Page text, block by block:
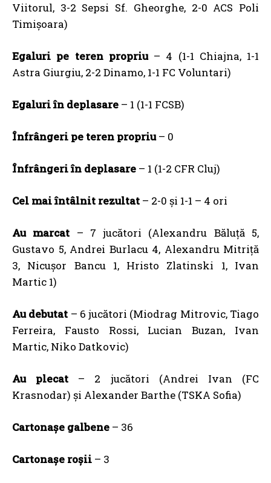
Viitorul, 3-2 Sepsi Sf. Gheorghe, 2-0 ACS Poli
Timișoara)
Egaluri pe teren propriu– 4 (1-1 Chiajna, 1-1
Astra Giurgiu, 2-2 Dinamo, 1-1 FC Voluntari)
Egaluri în deplasare – 1 (1-1 FCSB)
Înfrângeri pe teren propriu– 0
Înfrângeri în deplasare – 1 (1-2 CFR Cluj)
Cel mai întâlnit rezultat – 2-0 și 1-1 – 4 ori
Au marcat – 7 jucători (Alexandru Băluță 5,
Gustavo 5, Andrei Burlacu 4, Alexandru Mitriță
3, Nicușor Bancu 1, Hristo Zlatinski 1, Ivan
Martic 1)
Au debutat – 6 jucători (Miodrag Mitrovic, Tiago
Ferreira, Fausto Rossi, Lucian Buzan, Ivan
Martic, Niko Datkovic)
Au plecat – 2 jucători (Andrei Ivan (FC
Krasnodar) și Alexander Barthe (TSKA Sofia)
Cartonașe galbene – 36
Cartonașe roșii – 3